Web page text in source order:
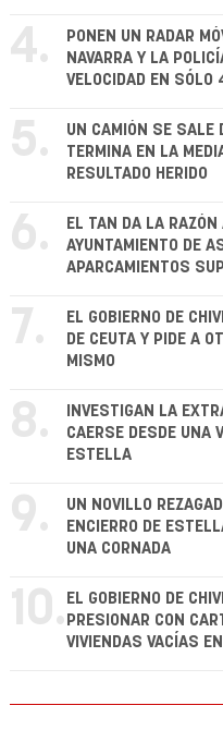
4.
PONEN UN RADAR
NAVARRA Y LA
VELOCIDAD EN SÓLO
5.
UN CAMIÓN SE SALE
TERMINA EN LA
RESULTADO HERIDO
6.
EL TAN DA LA
AYUNTAMIENTO DE
APARCAMIENTOS
7.
EL GOBIERNO DE
DE CEUTA Y PIDE A
MISMO
8.
INVESTIGAN LA
CAERSE DESDE UNA
ESTELLA
9.
UN NOVILLO
ENCIERRO DE
UNA CORNADA
10. EL GOBIERNO DE
PRESIONAR CON
VIVIENDAS VACÍAS